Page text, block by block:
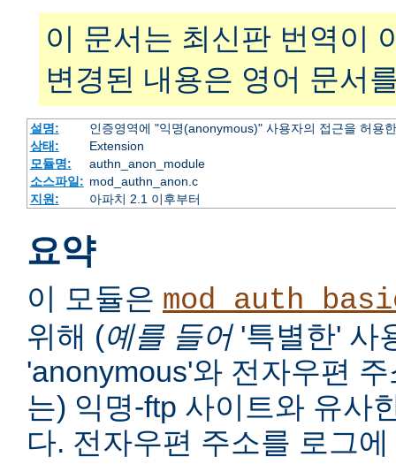
이 문서는 최신판 번역이
변경된 내용은 영어 문서
설명:
인증영역에 "익명(anonymous)" 사용자의 접근을 허용
상태:
Extension
모듈명:
authn_anon_module
소스파일: mod_authn_anon.c
지원:
아파치 2.1 이후부터
요약
이 모듈은
위해 (예를 들어'특별한' 사
'anonymous'와 전자우편
는) 익명-ftp 사이트와 유사
다. 전자우편 주소를 로그